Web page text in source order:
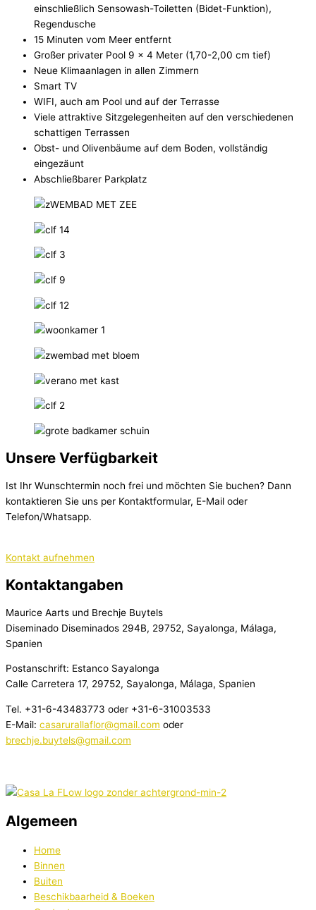
einschließlich Sensowash-Toiletten (Bidet-Funktion),
Regendusche
15 Minuten vom Meer entfernt
Großer privater Pool 9 x 4 Meter (1,70-2,00 cm tief)
Neue Klimaanlagen in allen Zimmern
Smart TV
WIFI, auch am Pool und auf der Terrasse
Viele attraktive Sitzgelegenheiten auf den verschiedenen
schattigen Terrassen
Obst- und Olivenbäume auf dem Boden, vollständig
eingezäunt
Abschließbarer Parkplatz
Unsere Verfügbarkeit
Ist Ihr Wunschtermin noch frei und möchten Sie buchen? Dann
kontaktieren Sie uns per Kontaktformular, E-Mail oder
Telefon/Whatsapp.
Kontakt aufnehmen
Kontaktangaben
Maurice Aarts und Brechje Buytels
Diseminado Diseminados 294B, 29752, Sayalonga, Málaga,
Spanien
Postanschrift: Estanco Sayalonga
Calle Carretera 17, 29752, Sayalonga, Málaga, Spanien
Tel. +31-6-43483773 oder +31-6-31003533
E-Mail: casarurallaflor@gmail.com oder
brechje.buytels@gmail.com
Algemeen
Home
Binnen
Buiten
Beschikbaarheid & Boeken